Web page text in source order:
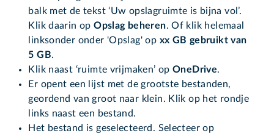
balk met de tekst ‘Uw opslagruimte is bijna vol’.
Klik daarin opOpslag beheren. Of klik helemaal
linksonder onder 'Opslag' op xx GB gebruikt van
5 GB.
Klik naast ‘ruimte vrijmaken’ opOneDrive.
Er opent een lijst met de grootste bestanden,
geordend van groot naar klein. Klik op het rondje
links naast een bestand.
Het bestand is geselecteerd. Selecteer op